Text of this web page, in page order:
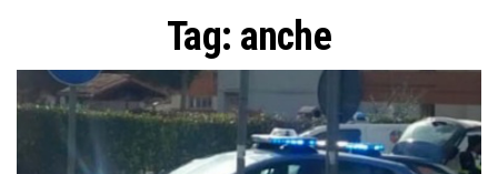
a
z
i
o
Tag: anche